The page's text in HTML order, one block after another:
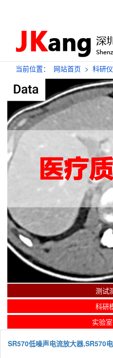
当前位置： 网站首页 > 科研
测试
科研
实验
SR570低噪声电流放大器,SR570